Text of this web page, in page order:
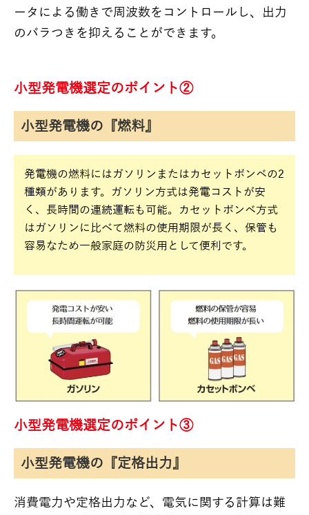
ータによる働きで周波数をコントロールし、出力
のバラつきを抑えることができます。
小型発電機選定のポイント②
小型発電機の『燃料』
発電機の燃料にはガソリンまたはカセットボンベの2
種類があります。ガソリン方式は発電コストが安
く、長時間の連続運転も可能。カセットボンベ方式
はガソリンに比べて燃料の使用期限が長く、保管も
容易なため一般家庭の防災用として便利です。
小型発電機選定のポイント③
小型発電機の『定格出力』
消費電力や定格出力など、電気に関する計算は難